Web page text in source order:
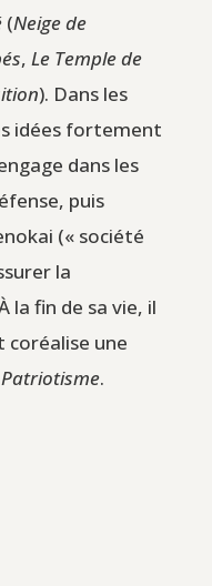
(Neige de
, Le Temple de
). Dans les
idées fortement
dans les
puis
(« société
la
la fin de sa vie, il
coréalise une
Patriotisme.